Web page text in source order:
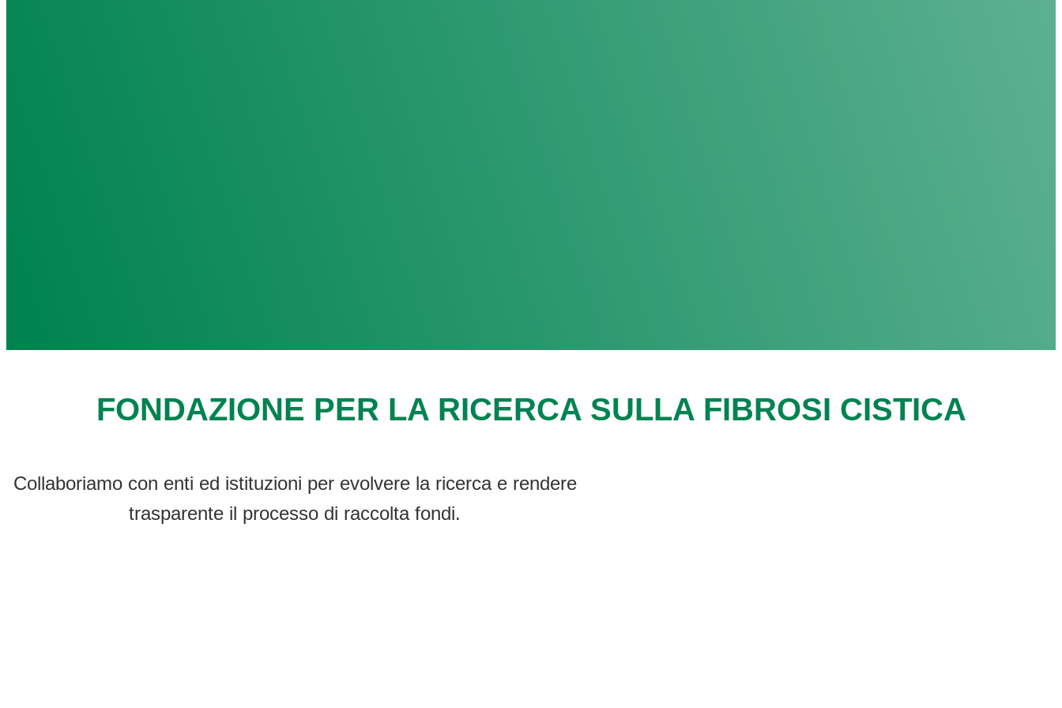
FONDAZIONE PER LA RICERCA SULLA FIBROSI CISTICA
Collaboriamo con enti ed istituzioni per evolvere la ricerca e rendere
trasparente il processo di raccolta fondi.